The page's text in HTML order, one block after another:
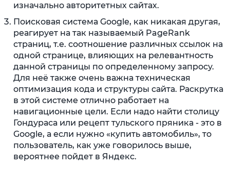
изначально авторитетных сайтах.
Поисковая система Google, как никакая другая,
реагирует на так называемый PageRank
страниц, т.е. соотношение различных ссылок на
одной странице, влияющих на релевантность
данной страницы по определенному запросу.
Для неё также очень важна техническая
оптимизация кода и структуры сайта. Раскрутка
в этой системе отлично работает на
навигационные цели. Если надо найти столицу
Гондураса или рецепт тульского пряника - это в
Google, а если нужно «купить автомобиль», то
пользователь, как уже говорилось выше,
вероятнее пойдет в Яндекс.